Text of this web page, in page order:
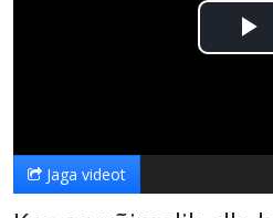
Jaga videot